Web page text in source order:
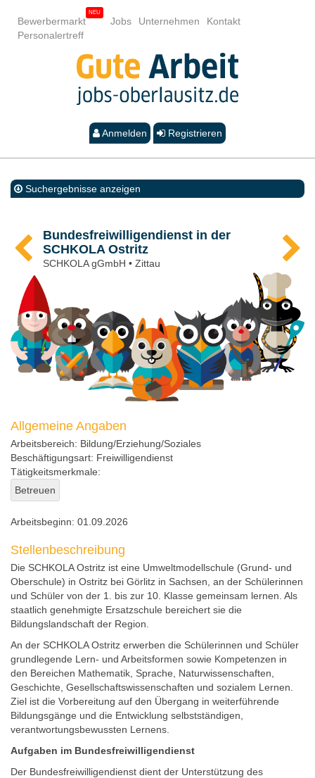
Bewerbermarkt Jobs Unternehmen
Kontakt
Personalertreff
Anmelden Registrieren
Suchergebnisse anzeigen
Bundesfreiwilligendienst in der
SCHKOLA Ostritz
SCHKOLA gGmbH • Zittau
Allgemeine Angaben
Arbeitsbereich: Bildung/Erziehung/Soziales
Beschäftigungsart: Freiwilligendienst
Tätigkeitsmerkmale:
Betreuen
Arbeitsbeginn: 01.09.2026
Stellenbeschreibung
Die SCHKOLA Ostritz ist eine Umweltmodellschule (Grund- und
Oberschule) in Ostritz bei Görlitz in Sachsen, an der Schülerinnen
und Schüler von der 1. bis zur 10. Klasse gemeinsam lernen. Als
staatlich genehmigte Ersatzschule bereichert sie die
Bildungslandschaft der Region.
An der SCHKOLA Ostritz erwerben die Schülerinnen und Schüler
grundlegende Lern- und Arbeitsformen sowie Kompetenzen in
den Bereichen Mathematik, Sprache, Naturwissenschaften,
Geschichte, Gesellschaftswissenschaften und sozialem Lernen.
Ziel ist die Vorbereitung auf den Übergang in weiterführende
Bildungsgänge und die Entwicklung selbstständigen,
verantwortungsbewussten Lernens.
Aufgaben im Bundesfreiwilligendienst
Der Bundesfreiwilligendienst dient der Unterstützung des